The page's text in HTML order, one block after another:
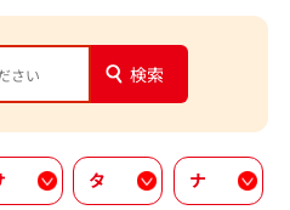
検索
タ ナ